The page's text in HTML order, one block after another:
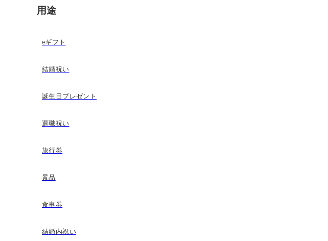
用途
eギフト
結婚祝い
誕生日プレゼント
退職祝い
旅行券
景品
食事券
結婚内祝い